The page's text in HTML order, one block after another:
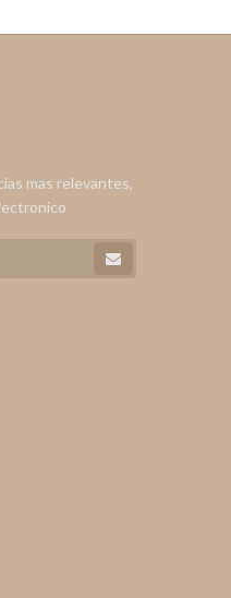
mas relevantes,